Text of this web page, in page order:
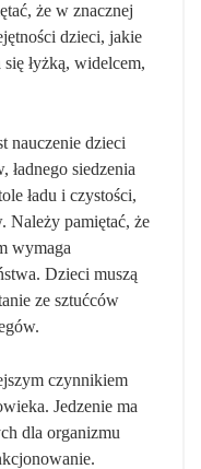
że w znacznej
dzieci, jakie
łyżką, widelcem,
nauczenie dzieci
ładnego siedzenia
ładu i czystości,
Należy pamiętać, że
wymaga
Dzieci muszą
ze sztućców
czynnikiem
Jedzenie ma
dla organizmu